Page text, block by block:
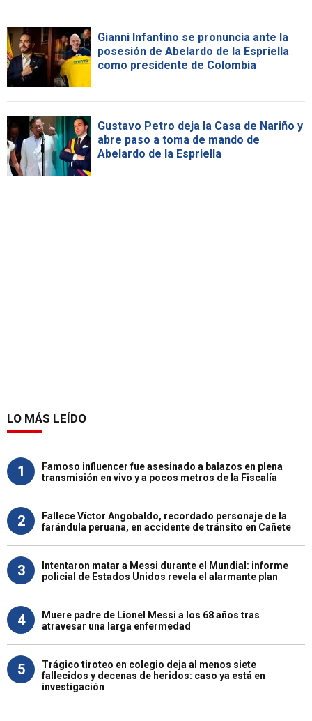
Gianni Infantino se pronuncia ante la
posesión de Abelardo de la Espriella
como presidente de Colombia
Gustavo Petro deja la Casa de Nariño y
abre paso a toma de mando de
Abelardo de la Espriella
LO MÁS LEÍDO
1
Famoso influencer fue asesinado a balazos en plena
transmisión en vivo y a pocos metros de la Fiscalía
2
Fallece Víctor Angobaldo, recordado personaje de la
farándula peruana, en accidente de tránsito en Cañete
3
Intentaron matar a Messi durante el Mundial: informe
policial de Estados Unidos revela el alarmante plan
4
Muere padre de Lionel Messi a los 68 años tras
atravesar una larga enfermedad
5
Trágico tiroteo en colegio deja al menos siete
fallecidos y decenas de heridos: caso ya está en
investigación